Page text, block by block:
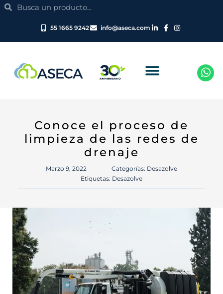
SearchSearch
55 1665 9242 info@aseca.com
Conoce el proceso de
limpieza de las redes de
drenaje
Marzo 9, 2022 Categorías: Desazolve
Etiquetas: Desazolve